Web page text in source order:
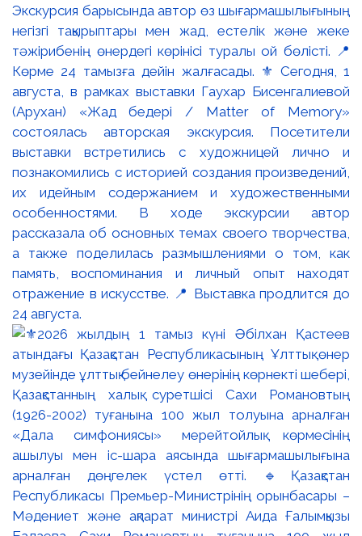
Экскурсия барысында автор өз шығармашылығының
негізгі тақырыптары мен жад, естелік және жеке
тәжірибенің өнердегі көрінісі туралы ой бөлісті. 📍
Көрме 24 тамызға дейін жалғасады. ⚜️ Сегодня, 1
августа, в рамках выставки Гаухар Бисенгалиевой
(Арухан) «Жад бедері / Matter of Memory»
состоялась авторская экскурсия. Посетители
выставки встретились с художницей лично и
познакомились с историей создания произведений,
их идейным содержанием и художественными
особенностями. В ходе экскурсии автор
рассказала об основных темах своего творчества,
а также поделилась размышлениями о том, как
память, воспоминания и личный опыт находят
отражение в искусстве. 📍 Выставка продлится до
24 августа.